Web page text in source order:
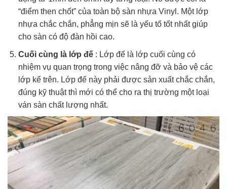
“điểm then chốt” của toàn bộ sàn nhựa Vinyl. Một lớp
nhựa chắc chắn, phẳng mịn sẽ là yếu tố tốt nhất giúp
cho sàn có độ đàn hồi cao.
Cuối cùng là lớp đế : Lớp đế là lớp cuối cùng có
nhiệm vụ quan trọng trong việc nâng đỡ và bảo vệ các
lớp kể trên. Lớp đế này phải được sản xuất chắc chắn,
đúng kỹ thuật thì mới có thể cho ra thị trường một loại
ván sàn chất lượng nhất.